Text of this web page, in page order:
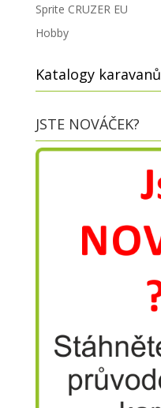
Sprite CRUZER EU
Hobby
Katalogy karavanů
JSTE NOVÁČEK?